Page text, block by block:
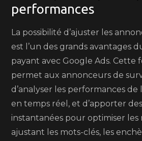
performances
La possibilité d’ajuster les
est l’un des grands avantages
payant avec Google Ads. Cette
permet aux annonceurs de
d’analyser les performances
en temps réel, et d’apporter
instantanées pour optimiser les
ajustant les mots-clés, les